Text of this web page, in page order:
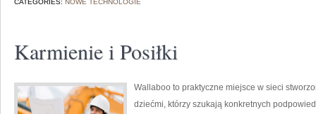
CATEGORIES: NOWE TECHNOLOGIE
Karmienie i Posiłki
Wallaboo to praktyczne miejsce w sieci
dziećmi, którzy szukają konkretnych